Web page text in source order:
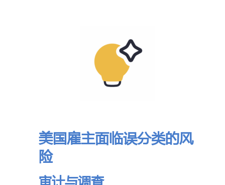
美国雇主面临误分类的风
险